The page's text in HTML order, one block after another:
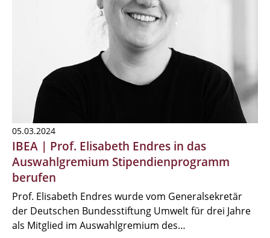
05.03.2024
IBEA | Prof. Elisabeth Endres in das
Auswahlgremium Stipendienprogramm
berufen
Prof. Elisabeth Endres wurde vom Generalsekretär
der Deutschen Bundesstiftung Umwelt für drei Jahre
als Mitglied im Auswahlgremium des…